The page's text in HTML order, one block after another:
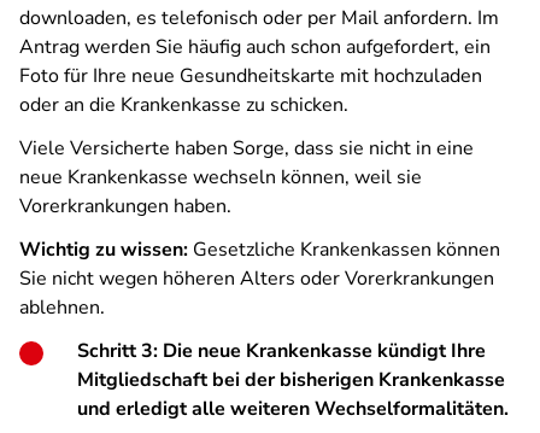
downloaden, es telefonisch oder per Mail anfordern. Im
Antrag werden Sie häufig auch schon aufgefordert, ein
Foto für Ihre neue Gesundheitskarte mit hochzuladen
oder an die Krankenkasse zu schicken.
Viele Versicherte haben Sorge, dass sie nicht in eine
neue Krankenkasse wechseln können, weil sie
Vorerkrankungen haben.
Wichtig zu wissen: Gesetzliche Krankenkassen können
Sie nicht wegen höheren Alters oder Vorerkrankungen
ablehnen.
Schritt 3: Die neue Krankenkasse kündigt Ihre
Mitgliedschaft bei der bisherigen Krankenkasse
und erledigt alle weiteren Wechselformalitäten.